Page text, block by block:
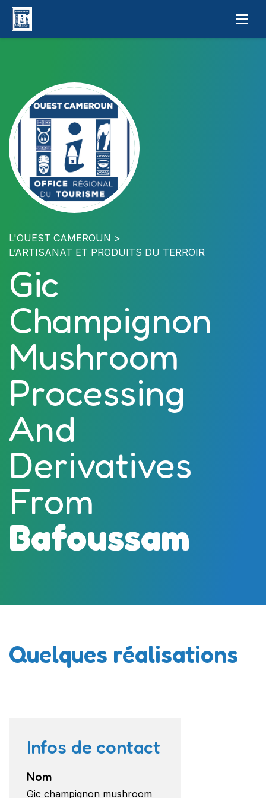
L'OUEST CAMEROUN
L’ARTISANAT ET PRODUITS DU TERROIR
Gic
Champignon
Mushroom
Processing
And
Derivatives
From
Bafoussam
Quelques réalisations
Infos de contact
Nom
Gic champignon mushroom